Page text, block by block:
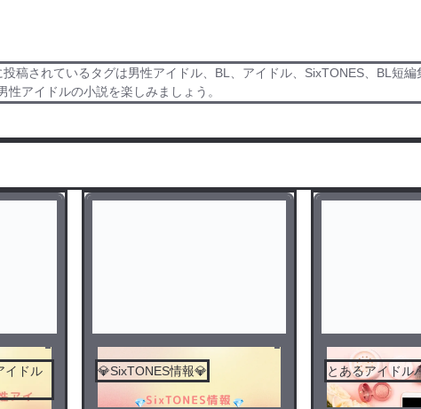
稿されているタグは男性アイドル、BL、アイドル、SixTONES、BL短
アイドルの小説を楽しみましょう。
イドル
💎SixTONES情報💎 とあるアイドル